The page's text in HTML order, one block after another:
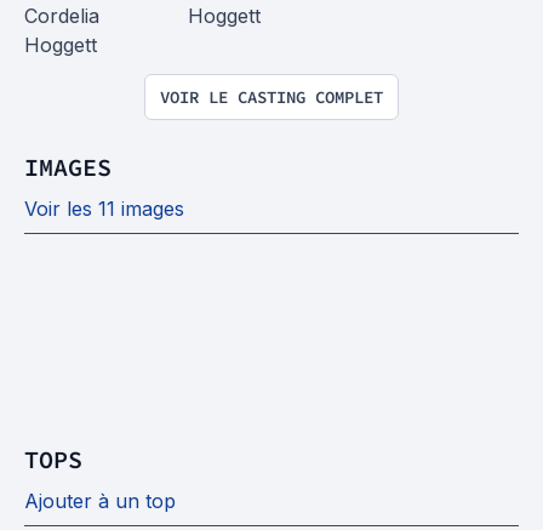
Cordelia
Hoggett
Hoggett
VOIR LE CASTING COMPLET
IMAGES
Voir les 11 images
TOPS
Ajouter à un top